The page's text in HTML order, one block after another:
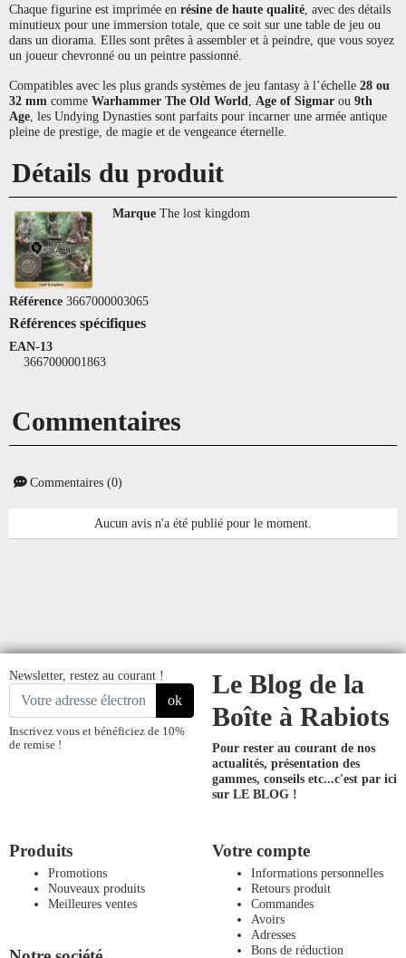
Chaque figurine est imprimée en résine de haute qualité , avec des détails
minutieux pour une immersion totale, que ce soit sur une table de jeu ou
dans un diorama. Elles sont prêtes à assembler et à peindre, que vous soyez
un joueur chevronné ou un peintre passionné.
Compatibles avec les plus grands systèmes de jeu fantasy à l’échelle 28 ou
32 mm comme Warhammer The Old World Age of Sigmar ou 9th
Age , les Undying Dynasties sont parfaits pour incarner une armée antique
pleine de prestige, de magie et de vengeance éternelle.
Détails du produit
Marque The lost kingdom
Référence 3667000003065
Références spécifiques
EAN-13
3667000001863
Commentaires
Commentaires (0)
Aucun avis n'a été publié pour le moment.
Newsletter, restez au courant !
ok
Inscrivez vous et bénéficiez de 10%
de remise !
Le Blog de la
Boîte à Rabiots
Pour rester au courant de nos
actualités, présentation des
gammes, conseils etc...c'est par ici
sur LE BLOG !
Produits
Promotions
Nouveaux produits
Meilleures ventes
Votre compte
Informations personnelles
Retours produit
Commandes
Avoirs
Adresses
Bons de réduction